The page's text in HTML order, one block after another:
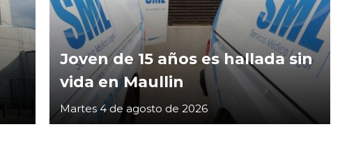
Joven de 15 años es hallada sin
vida en Maullin
Martes 4 de agosto de 2026